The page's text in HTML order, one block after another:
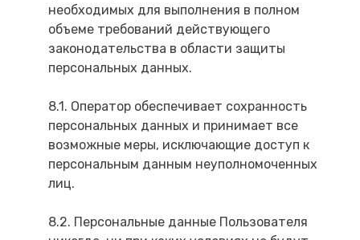
необходимых для выполнения в полном
объеме требований действующего
законодательства в области защиты
персональных данных.
8.1. Оператор обеспечивает сохранность
персональных данных и принимает все
возможные меры, исключающие доступ к
персональным данным неуполномоченных
лиц.
8.2. Персональные данные Пользователя